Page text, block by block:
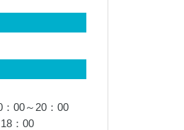
体障がい者体育館
00～20：00
：00